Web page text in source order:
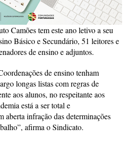
Camões tem este ano letivo a seu
Básico e Secundário, 51 leitores e
de ensino e adjuntos.
de ensino tenham
longas listas com regras de
aos alunos, no respeitante aos
está a ser total e
aberta infração das determinações
afirma o Sindicato.